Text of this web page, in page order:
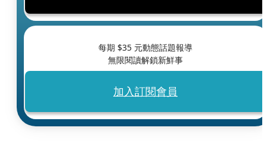
每期 $35 元動態話題報導
無限閱讀解鎖新鮮事
加入訂閱會員